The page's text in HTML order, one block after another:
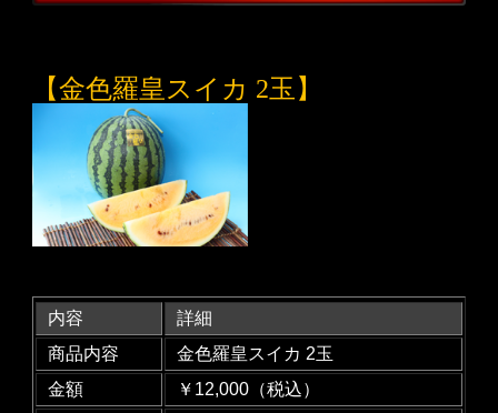
【金色羅皇スイカ 2玉】
内容
詳細
商品内容
金色羅皇スイカ 2玉
金額
￥12,000（税込）